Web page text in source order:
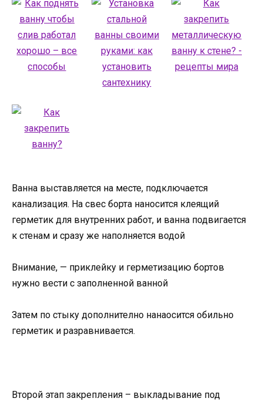
Ванна выставляется на месте, подключается
канализация. На свес борта наносится клеящий
герметик для внутренних работ, и ванна подвигается
к стенам и сразу же наполняется водой
Внимание, — приклейку и герметизацию бортов
нужно вести с заполненной ванной
Затем по стыку дополнително нанаосится обильно
герметик и разравнивается.
Второй этап закрепления – выкладывание под